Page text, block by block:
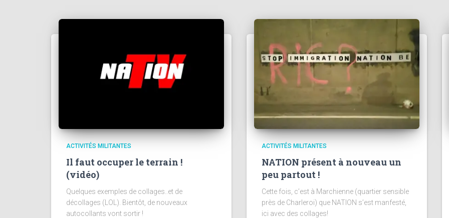
ACTIVITÉS MILITANTES
Il faut occuper le terrain !
(vidéo)
Quelques exemples de collages..et de
décollages (LOL). Bientôt, de nouveaux
autocollants vont sortir !
ACTIVITÉS MILITANTES
NATION présent à nouveau un
peu partout !
Cette fois, c’est à Marchienne (quartier sensible
près de Charleroi) que NATION s’est manfesté,
ici avec des collages!